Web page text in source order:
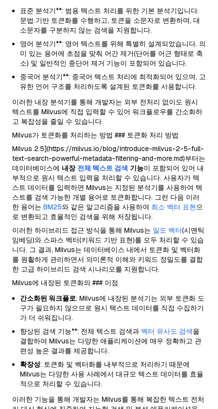
표준 분석기**: 범용 텍스트 처리를 위한 기본 분석기입니다.
문법 기반 토큰화를 수행하고, 토큰을 소문자로 변환하며, 대
소문자를 구분하지 않는 검색을 지원합니다.
영어 분석기**: 영어 텍스트를 위해 특별히 설계되었습니다. 의
미 있는 용어에 초점을 맞춰 어간 제거(단어를 어근 형태로 축
소) 및 일반적인 중단어 제거 기능이 포함되어 있습니다.
중국어 분석기**: 중국어 텍스트 처리에 최적화되어 있으며, 고
유한 언어 구조를 처리하도록 설계된 토큰화를 사용합니다.
이러한 내장 분석기를 통해 개발자는 외부 전처리 없이도 원시
텍스트를 Milvus에 직접 입력할 수 있어 워크플로우를 간소화하
고 복잡성을 줄일 수 있습니다.
Milvus가 토큰화를 처리하는 방법 ### 토큰화 처리 방법
Milvus 2.5](https://milvus.io/blog/introduce-milvus-2-5-full-
text-search-powerful-metadata-filtering-and-more.md)부터는
데이터베이스에 내장 전체 텍스트 검색 기능이 포함되어 있어 내
부적으로 원시 텍스트 입력을 처리할 수 있습니다. 사용자가 텍
스트 데이터를 입력하면 Milvus는 지정된 분석기를 사용하여 텍
스트를 검색 가능한 개별 용어로 토큰화합니다. 그런 다음 이러
한 용어는 BM25와 같은 알고리즘을 사용하여 희소 벡터 표현으
로 변환되고 효율적인 검색을 위해 저장됩니다.
이러한 하이브리드 접근 방식을 통해 Milvus는 밀도 벡터(시맨틱
임베딩)와 스파스 벡터(키워드 기반 표현)를 모두 처리할 수 있습
니다. 그 결과, Milvus는 데이터베이스 내에서 토큰화 및 벡터화
를 원활하게 관리하면서 의미론적 이해와 키워드 정밀도를 결합
한 고급 하이브리드 검색 시나리오를 지원합니다.
Milvus에 내장된 토큰화의 ### 이점
간소화된 워크플로: Milvus에 내장된 분석기는 외부 토큰화 도
구가 필요하지 않으므로 원시 텍스트 데이터를 직접 수집하기
가 더 쉬워집니다.
향상된 검색 기능**: 전체 텍스트 검색과 벡터 유사도 검색을
결합하여 Milvus는 다양한 애플리케이션에 매우 정확하고 관
련성 높은 결과를 제공합니다.
확장성: 토큰화 및 벡터화를 내부적으로 처리하기 때문에
Milvus는 다양한 사용 사례에서 대규모 텍스트 데이터를 효율
적으로 처리할 수 있습니다.
이러한 기능을 통해 개발자는 Milvus를 통해 복잡한 텍스트 전처